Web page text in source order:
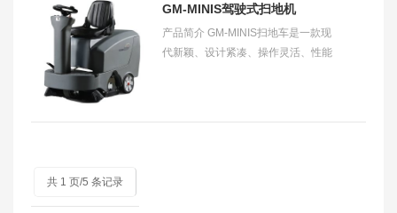
GM-MINIS驾驶式扫地机
产品简介 GM-MINIS扫地车是一款现
代新颖、设计紧凑、操作灵活、性能
共 1 页/5 条记录